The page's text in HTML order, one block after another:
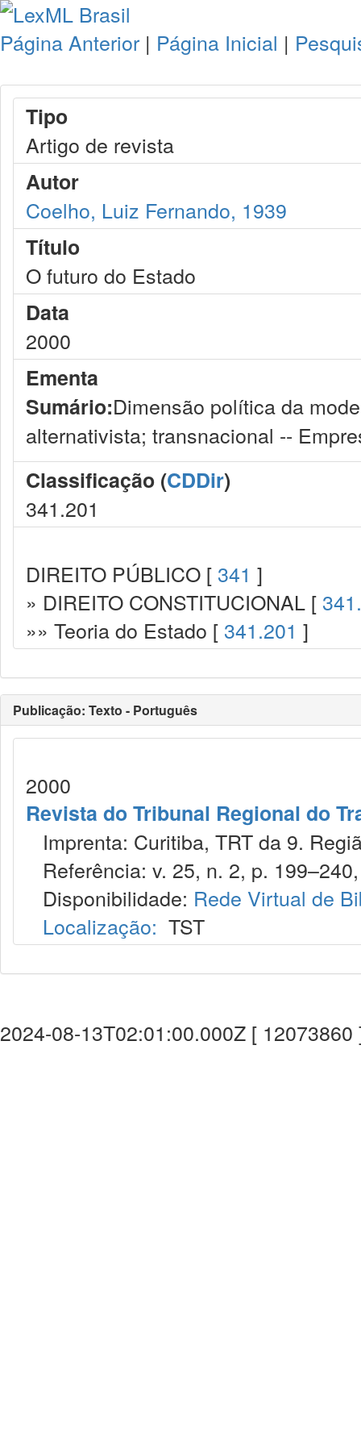
Página Anterior | Página Inicial |
Tipo
Artigo de revista
Autor
Coelho, Luiz Fernando, 1939
Título
O futuro do Estado
Data
2000
Ementa
Sumário:Dimensão política da
alternativista; transnacional --
Classificação (CDDir)
341.201
DIREITO PÚBLICO [ 341 ]
» DIREITO CONSTITUCIONAL [
»» Teoria do Estado [ 341.201 ]
Publicação: Texto - Português
2000
Revista do Tribunal Regional do
Imprenta: Curitiba, TRT da 9.
Referência: v. 25, n. 2, p.
Disponibilidade: Rede Virtual de
Localização: TST
2024-08-13T02:01:00.000Z [ 12073860